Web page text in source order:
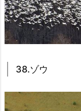
38.ゾウ